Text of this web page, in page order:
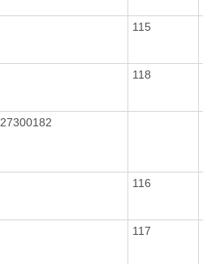
115
118
27300182
116
117